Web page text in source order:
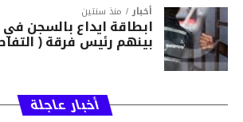
أخبار منذ سنتين
بينهم رئيس فرقة (
أخبار عاجلة